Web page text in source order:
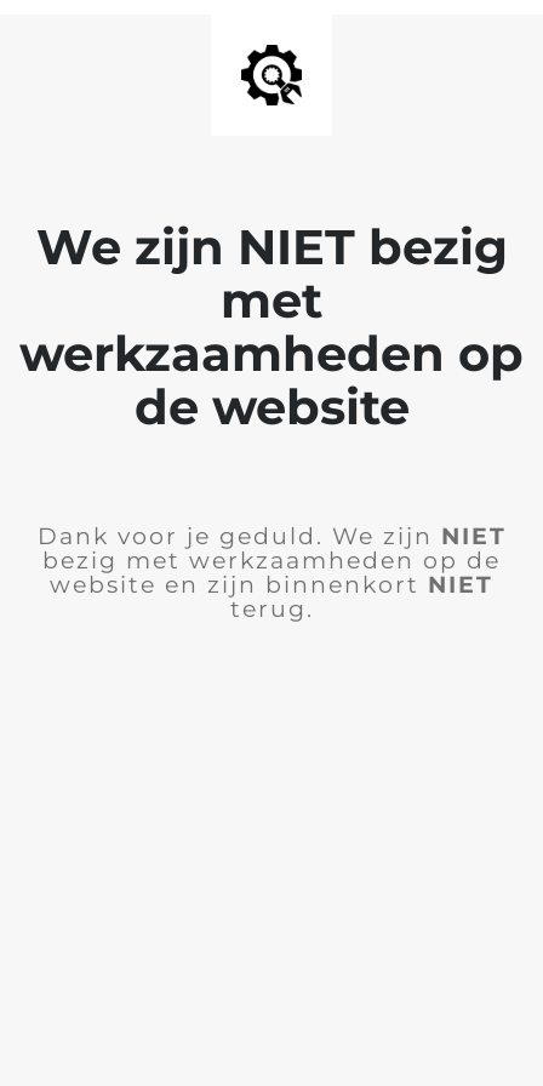
We zijn NIET bezig
met
werkzaamheden op
de website
Dank voor je geduld. We zijn NIET
bezig met werkzaamheden op de
website en zijn binnenkort NIET
terug.